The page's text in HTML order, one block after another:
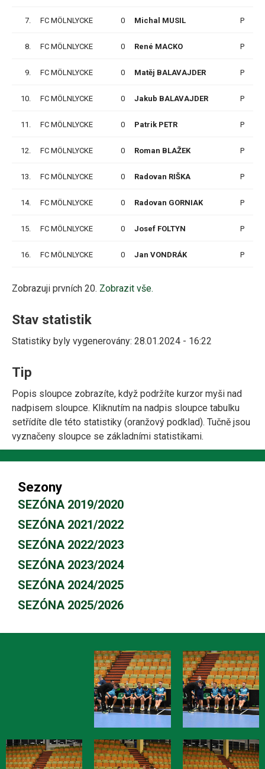
7. FC MÖLNLYCKE 0 Michal MUSIL P
8. FC MÖLNLYCKE 0 René MACKO P
9. FC MÖLNLYCKE 0 Matěj BALAVAJDER P
10. FC MÖLNLYCKE 0 Jakub BALAVAJDER P
11. FC MÖLNLYCKE 0 Patrik PETR P
12. FC MÖLNLYCKE 0 Roman BLAŽEK P
13. FC MÖLNLYCKE 0 Radovan RIŠKA P
14. FC MÖLNLYCKE 0 Radovan GORNIAK P
15. FC MÖLNLYCKE 0 Josef FOLTYN P
16. FC MÖLNLYCKE 0 Jan VONDRÁK P
Zobrazuji prvních 20. Zobrazit vše.
Stav statistik
Statistiky byly vygenerovány: 28.01.2024 - 16:22
Tip
Popis sloupce zobrazíte, když podržíte kurzor myši nad
nadpisem sloupce. Kliknutím na nadpis sloupce tabulku
setřídíte dle této statistiky (oranžový podklad). Tučně jsou
vyznačeny sloupce se základními statistikami.
Sezony
SEZÓNA 2019/2020
SEZÓNA 2021/2022
SEZÓNA 2022/2023
SEZÓNA 2023/2024
SEZÓNA 2024/2025
SEZÓNA 2025/2026